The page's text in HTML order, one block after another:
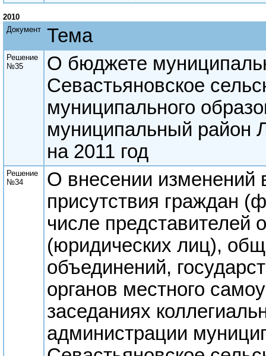
2010
Документ
Тема
Решение
№35
О бюджете
Севастьяновское
муниципального
муниципальный район
на 2011 год
Решение
№34
О внесении изменений
присутствия граждан
числе представителей
(юридических лиц),
объединений,
органов местного
заседаниях
администрации